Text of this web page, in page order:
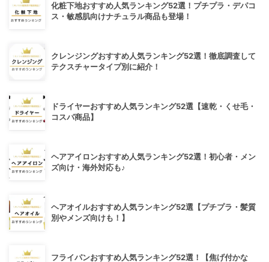
化粧下地おすすめ人気ランキング52選！プチプラ・デパコ
ス・敏感肌向けナチュラル商品も登場！
クレンジングおすすめ人気ランキング52選！徹底調査して
テクスチャータイプ別に紹介！
ドライヤーおすすめ人気ランキング52選【速乾・くせ毛・
コスパ商品】
ヘアアイロンおすすめ人気ランキング52選！初心者・メン
ズ向け・海外対応も♪
ヘアオイルおすすめ人気ランキング52選【プチプラ・髪質
別やメンズ向けも！】
フライパンおすすめ人気ランキング52選！【焦げ付かな